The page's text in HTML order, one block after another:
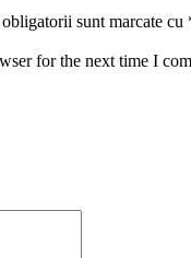
sunt marcate cu
for the next time I